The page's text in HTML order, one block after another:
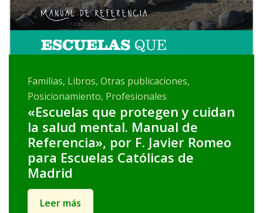
Familias, Libros, Otras publicaciones,
Posicionamiento, Profesionales
«Escuelas que protegen y cuidan
la salud mental. Manual de
Referencia», por F. Javier Romeo
para Escuelas Católicas de
Madrid
Leer más